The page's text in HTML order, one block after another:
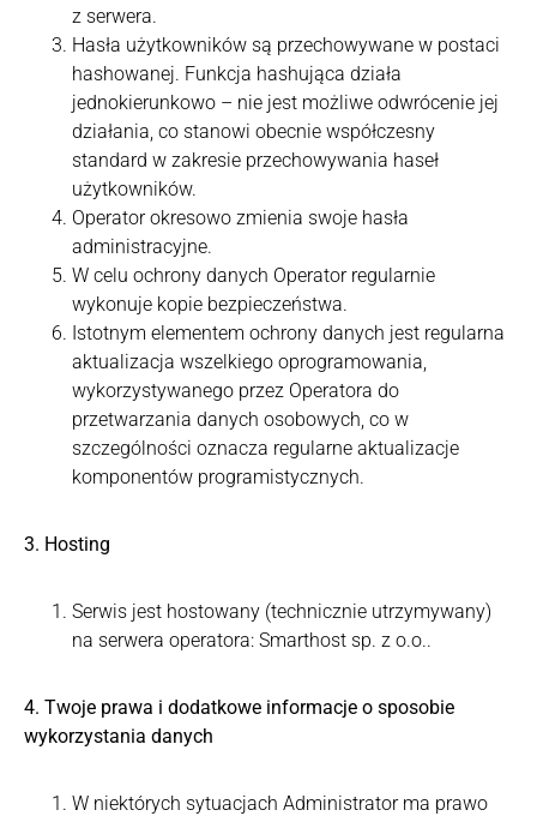
z serwera.
Hasła użytkowników są przechowywane w postaci
hashowanej. Funkcja hashująca działa
jednokierunkowo – nie jest możliwe odwrócenie jej
działania, co stanowi obecnie współczesny
standard w zakresie przechowywania haseł
użytkowników.
Operator okresowo zmienia swoje hasła
administracyjne.
W celu ochrony danych Operator regularnie
wykonuje kopie bezpieczeństwa.
Istotnym elementem ochrony danych jest regularna
aktualizacja wszelkiego oprogramowania,
wykorzystywanego przez Operatora do
przetwarzania danych osobowych, co w
szczególności oznacza regularne aktualizacje
komponentów programistycznych.
3. Hosting
Serwis jest hostowany (technicznie utrzymywany)
na serwera operatora: Smarthost sp. z o.o..
4. Twoje prawa i dodatkowe informacje o sposobie
wykorzystania danych
W niektórych sytuacjach Administrator ma prawo